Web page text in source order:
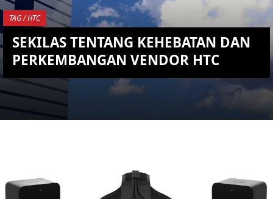
TAG / HTC
SEKILAS TENTANG KEHEBATAN DAN
PERKEMBANGAN VENDOR HTC